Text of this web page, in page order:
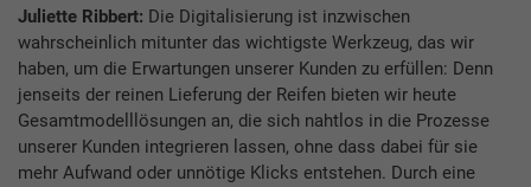
Juliette Ribbert: Die Digitalisierung ist inzwischen
wahrscheinlich mitunter das wichtigste Werkzeug, das wir
haben, um die Erwartungen unserer Kunden zu erfüllen: Denn
jenseits der reinen Lieferung der Reifen bieten wir heute
Gesamtmodelllösungen an, die sich nahtlos in die Prozesse
unserer Kunden integrieren lassen, ohne dass dabei für sie
mehr Aufwand oder unnötige Klicks entstehen. Durch eine